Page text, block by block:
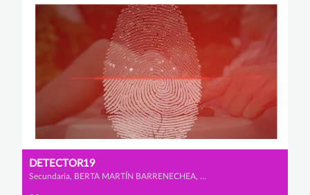
DETECTOR19
Secundaria, BERTA MARTÍN BARRENECHEA, CELIA FLORIANO VELASCO y LUCÍA GONZÁLEZ RAMOS